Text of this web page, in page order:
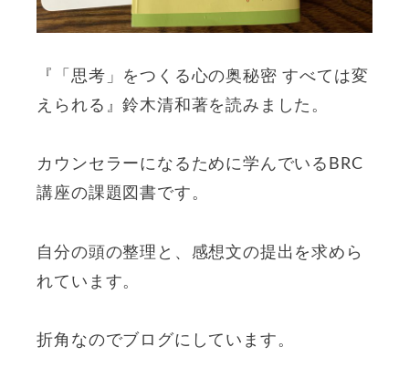
『「思考」をつくる心の奥秘密 すべては変
えられる』鈴木清和著を読みました。
カウンセラーになるために学んでいるBRC
講座の課題図書です。
自分の頭の整理と、感想文の提出を求めら
れています。
折角なのでブログにしています。